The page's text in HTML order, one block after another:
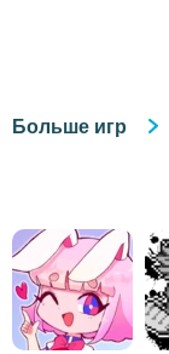
Больше игр